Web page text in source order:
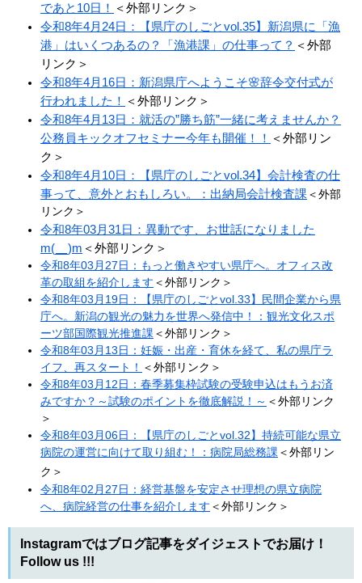
であと10日！​ ＜外部リンク＞
令和8年4月24日：【県庁のしごとvol.35】新潟県に「漁
港」はいくつあるの？「漁港課」の仕事って？ ＜外部
リンク＞
令和8年4月16日：新潟県庁へようこそ🌸辞令交付式が
行われました！ ＜外部リンク＞
令和8年4月13日：就活の”勝ち筋”一緒に考えませんか？
公務員キックオフセミナー今年も開催！！ ＜外部リン
ク＞
令和8年4月10日：【県庁のしごとvol.34】​会計検査の仕
事って、意外とおもしろい。：出納局会計検査課 ＜外部
リンク＞
令和8年03月31日：異動です、お世話になりました
m(__)m ＜外部リンク＞
令和8年03月27日：もっと働きやすい県庁へ。オフィス改
革の取組を紹介します ＜外部リンク＞
令和8年03月19日：【県庁のしごとvol.33】民間企業から県
庁へ。新潟の観光の魅力を世界へ発信中！：観光文化スポ
ーツ部国際観光推進課＜外部リンク＞
令和8年03月13日：妊娠・出産・育休を経て、私の県庁ラ
イフ、再スタート！ ＜外部リンク＞
令和8年03月12日：春季募集枠試験の受験申込はもうお済
みですか？～試験のポイントを徹底解説！～ ＜外部リンク
＞
令和8年03月06日：【県庁のしごとvol.32】持続可能な県立
病院の運営に向けて取り組む！：病院局総務課＜外部リン
ク＞
令和8年02月27日：​​経営基盤を安定させ理想の県立病院
へ、病院経営の仕事を紹介します ＜外部リンク＞
Instagramではブログ記事をダイジェストでお届け！
Follow us !!!